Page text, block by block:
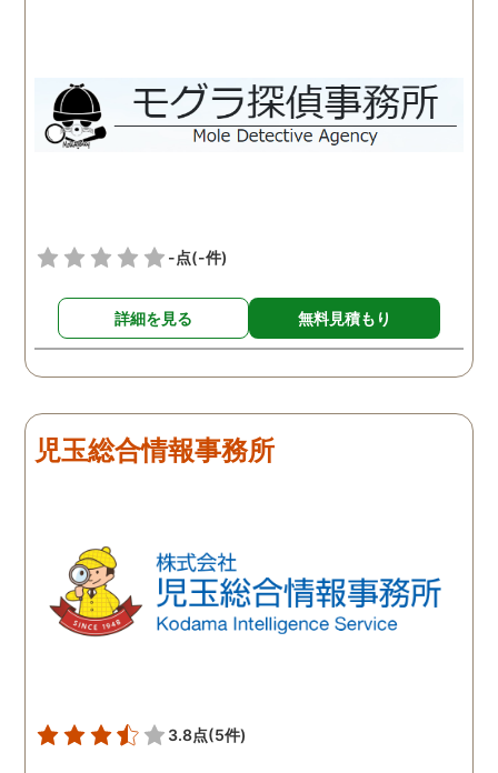
-点(-件)
詳細を見る 無料見積もり
児玉総合情報事務所
3.8点(5件)